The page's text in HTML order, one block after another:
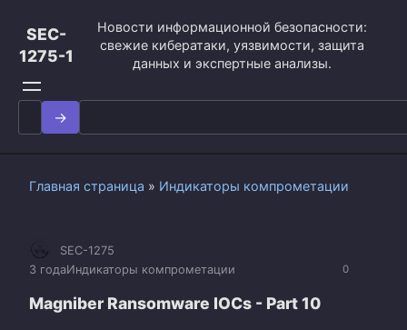
контенту
SEC-
1275-1
Новости информационной безопасности:
свежие кибератаки, уязвимости, защита
данных и экспертные анализы.
Search
for:
Главная страница » Индикаторы компрометации
0
SEC-1275
3 годаИндикаторы компрометации
Magniber Ransomware IOCs - Part 10